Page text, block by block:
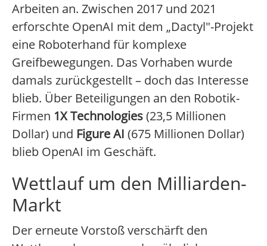
Arbeiten an. Zwischen 2017 und 2021
erforschte OpenAI mit dem „Dactyl"-Projekt
eine Roboterhand für komplexe
Greifbewegungen. Das Vorhaben wurde
damals zurückgestellt – doch das Interesse
blieb. Über Beteiligungen an den Robotik-
Firmen 1X Technologies(23,5 Millionen
Dollar) und Figure AI (675 Millionen Dollar)
blieb OpenAI im Geschäft.
Wettlauf um den Milliarden-
Markt
Der erneute Vorstoß verschärft den